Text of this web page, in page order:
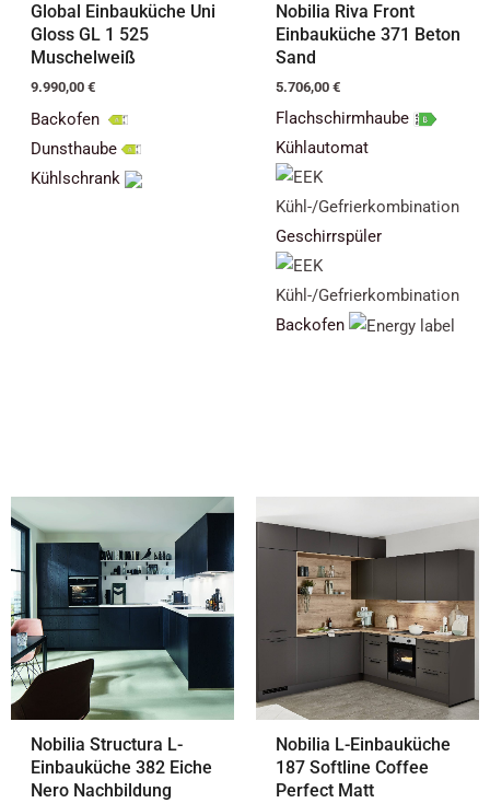
Global Einbauküche Uni
Gloss GL 1 525
Muschelweiß
9.990,00 €
Backofen
Dunsthaube
Kühlschrank
Nobilia Riva Front
Einbauküche 371 Beton
Sand
5.706,00 €
Flachschirmhaube
Kühlautomat
Geschirrspüler
Backofen
Nobilia Structura L-
Einbauküche 382 Eiche
Nero Nachbildung
Nobilia L-Einbauküche
187 Softline Coffee
Perfect Matt